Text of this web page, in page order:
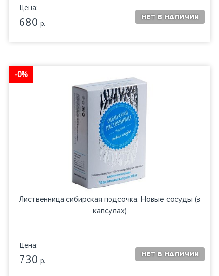
Цена:
680 р.
-0%
Лиственница сибирская подсочка. Новые сосуды (в
капсулах)
Цена:
730 р.